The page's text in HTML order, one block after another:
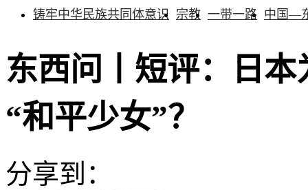
铸牢中华民族共同体意识 宗教 一带一路 中国—
东西问丨短评：日
“和平少女”？
分享到：